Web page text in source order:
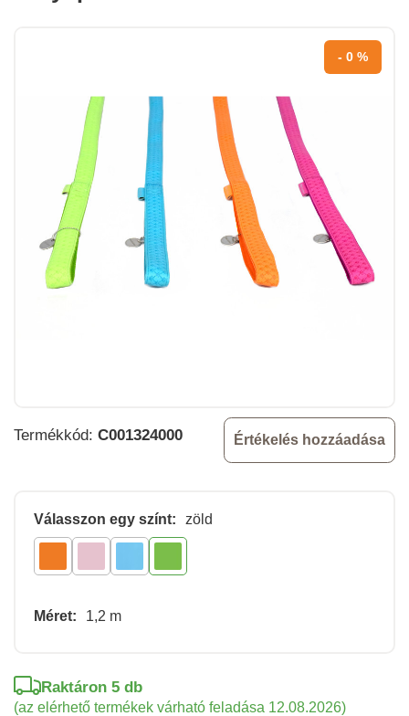
- 0 %
Termékkód: C001324000 Értékelés hozzáadása
Válasszon egy színt: zöld
Méret: 1,2 m
Raktáron 5 db
(az elérhető termékek várható feladása 12.08.2026)